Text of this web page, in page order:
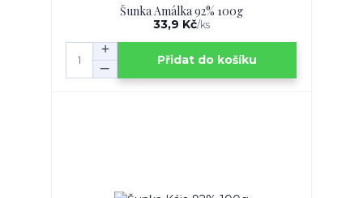
Šunka Amálka 92% 100g
33,9 Kč/ks
Přidat do košíku